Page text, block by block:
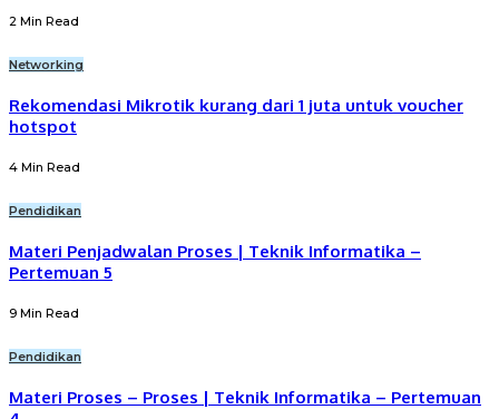
2 Min Read
Networking
Rekomendasi Mikrotik kurang dari 1 juta untuk voucher
hotspot
4 Min Read
Pendidikan
Materi Penjadwalan Proses | Teknik Informatika –
Pertemuan 5
9 Min Read
Pendidikan
Materi Proses – Proses | Teknik Informatika – Pertemuan